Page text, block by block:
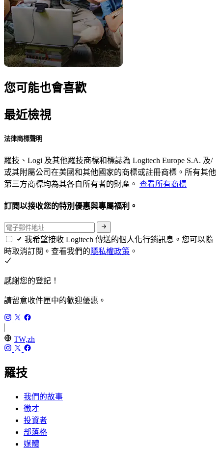
您可能也會喜歡
最近檢視
法律商標聲明
羅技、Logi 及其他羅技商標和標誌為 Logitech Europe S.A. 及/
或其附屬公司在美國和其他國家的商標或註冊商標。所有其他
第三方商標均為其各自所有者的財產。 查看所有商標
訂閱以接收您的特別優惠與專屬福利。
我希望接收 Logitech 傳送的個人化行銷訊息。您可以隨
時取消訂閱。查看我們的隱私權政策 。
感謝您的登記！
請留意收件匣中的歡迎優惠。
TW,zh
羅技
我們的故事
徵才
投資者
部落格
媒體